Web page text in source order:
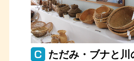
ただみ・ブナと川